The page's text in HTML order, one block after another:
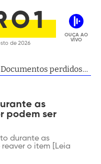
de 2026
OUÇA AO
VIVO
Documentos perdidos
recuperados
as
podem ser
durante as
o item [Leia